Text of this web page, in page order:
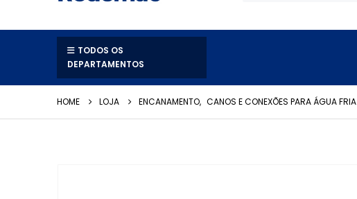
TODOS OS
DEPARTAMENTOS
HOME LOJA ENCANAMENTO, CANOS E CONEXÕES PARA ÁGUA FRIA